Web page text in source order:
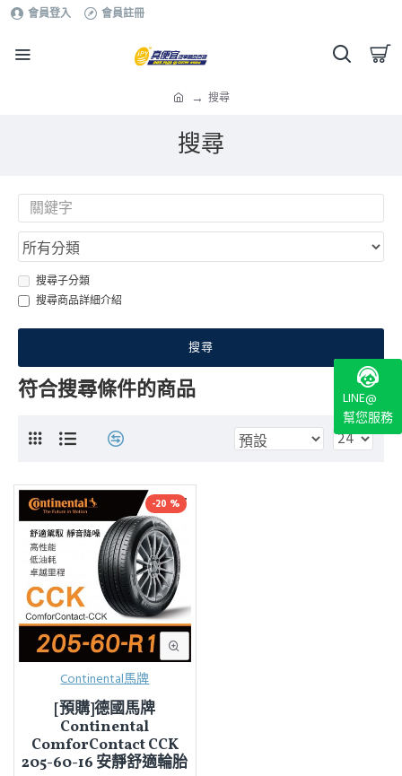
會員登入 會員註冊
搜尋
搜尋
搜尋子分類
搜尋商品詳細介紹
搜尋
符合搜尋條件的商品
-20 %
Continental馬牌
[預購]德國馬牌
Continental
ComforContact CCK
205-60-16 安靜舒適輪胎
LINE@
幫您服務